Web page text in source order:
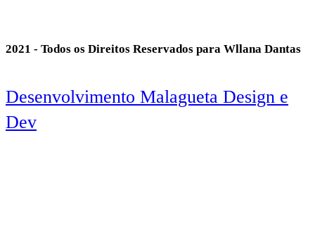
2021 - Todos os Direitos Reservados para Wllana Dantas
Desenvolvimento Malagueta Design e
Dev